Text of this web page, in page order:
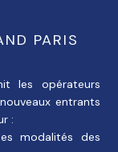
PARIS
les opérateurs
entrants
:
modalités des